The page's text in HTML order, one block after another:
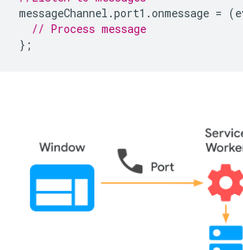
messageChannel .port1 .onmessage = (
// Process message
};